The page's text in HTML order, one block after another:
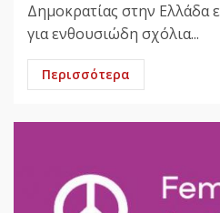
Δημοκρατίας στην Ελλάδα
για ενθουσιώδη σχόλια...
Περισσότερα